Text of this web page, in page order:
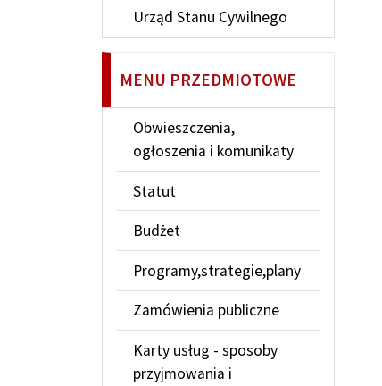
Urząd Stanu Cywilnego
MENU PRZEDMIOTOWE
Obwieszczenia,
ogłoszenia i komunikaty
Statut
Budżet
Programy,strategie,plany
Zamówienia publiczne
Karty usług - sposoby
przyjmowania i